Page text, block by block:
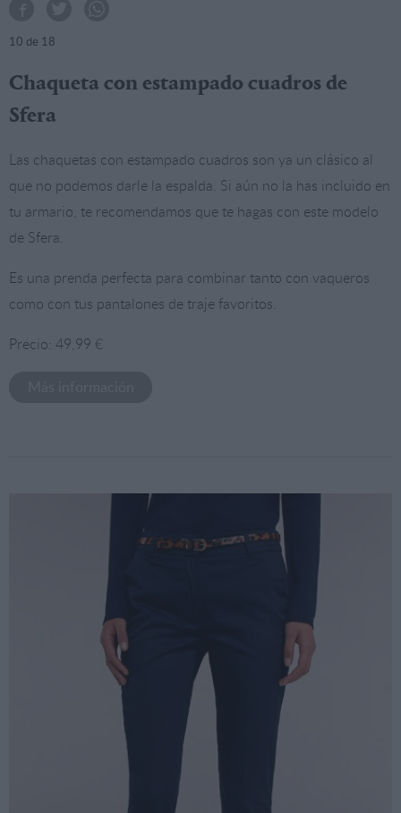
10 de 18
Chaqueta con estampado cuadros de
Sfera
Las chaquetas con estampado cuadros son ya un clásico al
que no podemos darle la espalda. Si aún no la has incluido en
tu armario, te recomendamos que te hagas con este modelo
de Sfera.
Es una prenda perfecta para combinar tanto con vaqueros
como con tus pantalones de traje favoritos.
Precio: 49,99 €